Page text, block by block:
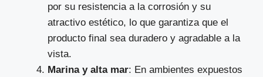
por su resistencia a la corrosión y su
atractivo estético, lo que garantiza que el
producto final sea duradero y agradable a la
vista.
Marina y alta mar: En ambientes expuestos